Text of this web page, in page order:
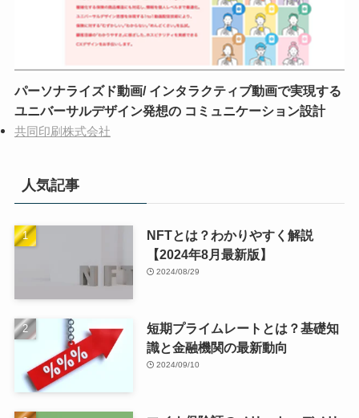
パーソナライズド動画/ インタラクティブ動画で実現する
ユニバーサルデザイン発想の コミュニケーション設計
共同印刷株式会社
人気記事
NFTとは？わかりやすく解説
【2024年8月最新版】
2024/08/29
短期プライムレートとは？基礎知
識と金融機関の最新動向
2024/09/10